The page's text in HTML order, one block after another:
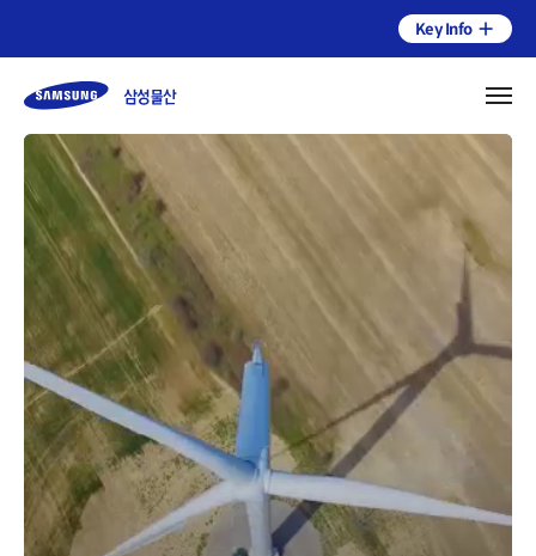
Key Info
연혁
인재채용
Contact Us
오시는길
고객문의
건설부문
상사부문
패션부문
리조트부문
전략 및 체계
환경
사회
개요
IR일정 & 실적발표